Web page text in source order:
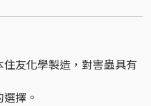
友化學製造，對害蟲具有
擇。